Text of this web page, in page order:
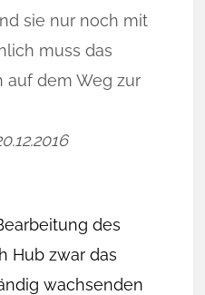
sie nur noch mit
muss das
auf dem Weg zur
des
Hub zwar das
wachsenden